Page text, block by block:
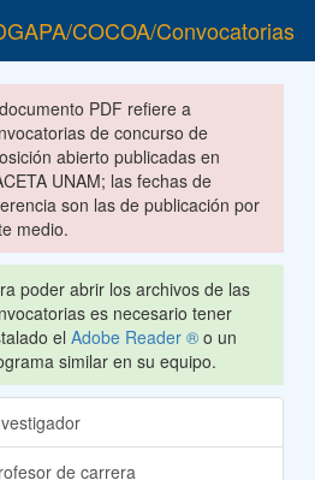
COCOA/Convocatorias
PDF refiere a
de concurso de
abierto publicadas en
UNAM; las fechas de
son las de publicación por
medio.
poder abrir los archivos de las
es necesario tener
el Adobe Reader ® o un
similar en su equipo.
de carrera